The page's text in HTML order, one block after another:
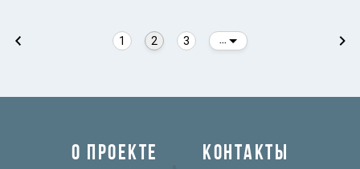
1 2 3
О ПРОЕКТЕ КОНТАКТЫ